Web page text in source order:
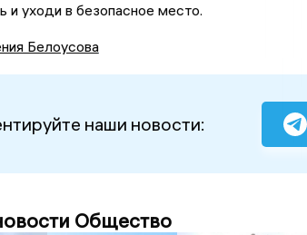
и уходи в безопасное место.
Белоусова
наши новости:
Общество